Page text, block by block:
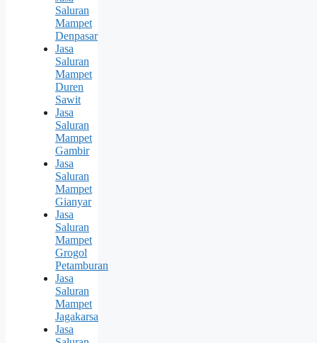
Saluran
Mampet
Denpasar
Jasa
Saluran
Mampet
Duren
Sawit
Jasa
Saluran
Mampet
Gambir
Jasa
Saluran
Mampet
Gianyar
Jasa
Saluran
Mampet
Grogol
Petamburan
Jasa
Saluran
Mampet
Jagakarsa
Jasa